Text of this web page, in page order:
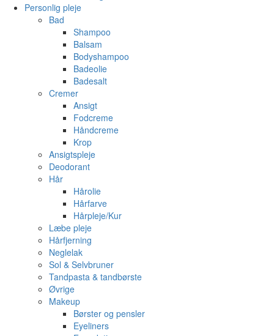
Personlig pleje
Bad
Shampoo
Balsam
Bodyshampoo
Badeolie
Badesalt
Cremer
Ansigt
Fodcreme
Håndcreme
Krop
Ansigtspleje
Deodorant
Hår
Hårolie
Hårfarve
Hårpleje/Kur
Læbe pleje
Hårfjerning
Neglelak
Sol & Selvbruner
Tandpasta & tandbørste
Øvrige
Makeup
Børster og pensler
Eyeliners